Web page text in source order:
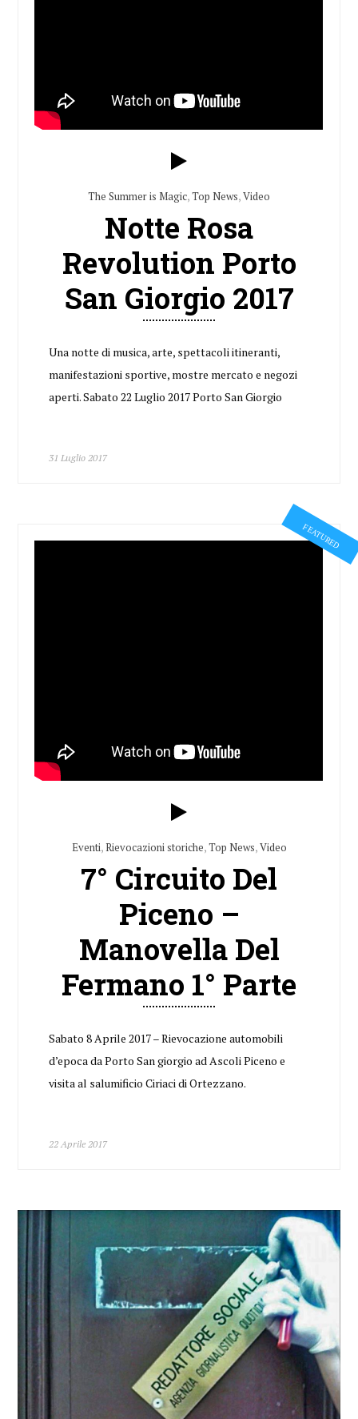
The Summer is Magic,Top News,Video
Notte Rosa
Revolution Porto
San Giorgio 2017
Una notte di musica, arte, spettacoli itineranti,
manifestazioni sportive, mostre mercato e negozi
aperti. Sabato 22 Luglio 2017 Porto San Giorgio
31 Luglio 2017
FEATURED
Eventi,Rievocazioni storiche,Top News,Video
7° Circuito Del
Piceno –
Manovella Del
Fermano 1° Parte
Sabato 8 Aprile 2017 – Rievocazione automobili
d’epoca da Porto San giorgio ad Ascoli Piceno e
visita al salumificio Ciriaci di Ortezzano.
22 Aprile 2017